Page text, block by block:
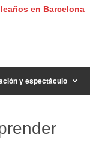
en Barcelona
y espectáculo